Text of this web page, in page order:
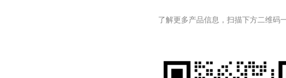
了解更多产品信息，扫描下方二维码